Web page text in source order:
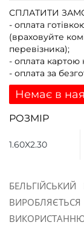
СПЛАТИТИ
- оплата
(враховуйте
перевізника);
- оплата картою
- оплата за
Немає в
РОЗМІР
1.60X2.30